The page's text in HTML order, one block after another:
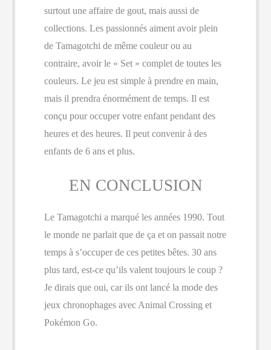
surtout une affaire de gout, mais aussi de
collections. Les passionnés aiment avoir plein
de Tamagotchi de même couleur ou au
contraire, avoir le « Set » complet de toutes les
couleurs. Le jeu est simple à prendre en main,
mais il prendra énormément de temps. Il est
conçu pour occuper votre enfant pendant des
heures et des heures. Il peut convenir à des
enfants de 6 ans et plus.
EN CONCLUSION
Le Tamagotchi a marqué les années 1990. Tout
le monde ne parlait que de ça et on passait notre
temps à s’occuper de ces petites bêtes. 30 ans
plus tard, est-ce qu’ils valent toujours le coup ?
Je dirais que oui, car ils ont lancé la mode des
jeux chronophages avec Animal Crossing et
Pokémon Go.